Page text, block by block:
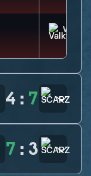
4 : 7
7 : 3